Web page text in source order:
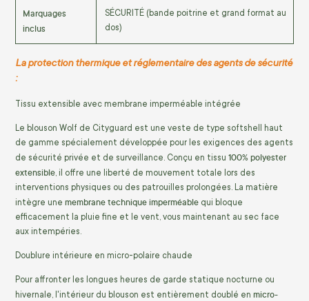
Marquages
inclus
SÉCURITÉ (bande poitrine et grand format au
dos)
La protection thermique et réglementaire des agents de sécurité
:
Tissu extensible avec membrane imperméable intégrée
Le blouson Wolf de Cityguard est une veste de type softshell haut
de gamme spécialement développée pour les exigences des agents
de sécurité privée et de surveillance. Conçu en tissu 100% polyester
extensible , il offre une liberté de mouvement totale lors des
interventions physiques ou des patrouilles prolongées. La matière
intègre une membrane technique imperméable qui bloque
efficacement la pluie fine et le vent, vous maintenant au sec face
aux intempéries.
Doublure intérieure en micro-polaire chaude
Pour affronter les longues heures de garde statique nocturne ou
hivernale, l'intérieur du blouson est entièrement doublé en micro-